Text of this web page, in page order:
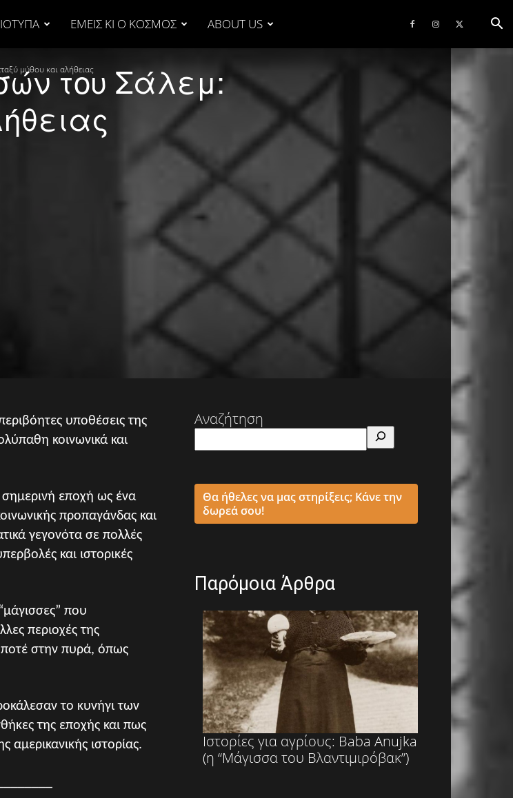
ΕΜΕΙΣ ΚΙ Ο ΚΟΣΜΟΣ ABOUT US
μύθου και αλήθειαςτου Σάλεμ:
υποθέσεις της
κοινωνικά και
σημερινή εποχή ως ένα
προπαγάνδας και
γεγονότα σε πολλές
και ιστορικές
που
περιοχές της
ποτέ στην πυρά, όπως
το κυνήγι των
της εποχής και πως
αμερικανικής ιστορίας.
Αναζήτηση
Θα ήθελες να μας στηρίξεις; Κάνε την
δωρεά σου!
Παρόμοια Άρθρα
Ιστορίες για αγρίους: Baba Anujka
(η “Μάγισσα του Βλαντιμιρόβακ”)